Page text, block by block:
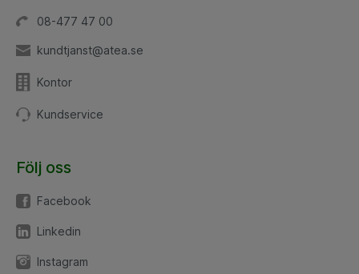
08-477 47 00
kundtjanst@atea.se
Kontor
Kundservice
Följ oss
Facebook
Linkedin
Instagram